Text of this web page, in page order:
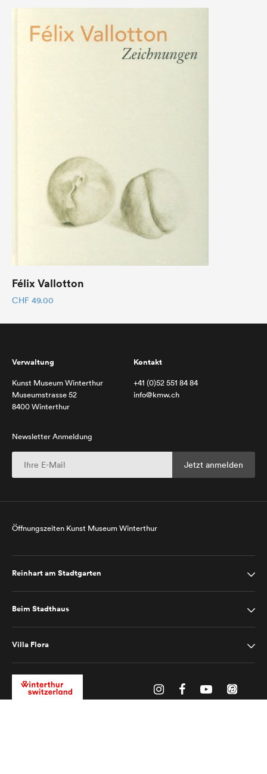
Félix Vallotton
CHF 49.00
Verwaltung
Kunst Museum Winterthur
Museumstrasse 52
8400 Winterthur
Kontakt
+41 (0)52 551 84 84
info@kmw.ch
Newsletter Anmeldung
Öffnungszeiten Kunst Museum Winterthur
Reinhart am Stadtgarten
Beim Stadthaus
Villa Flora